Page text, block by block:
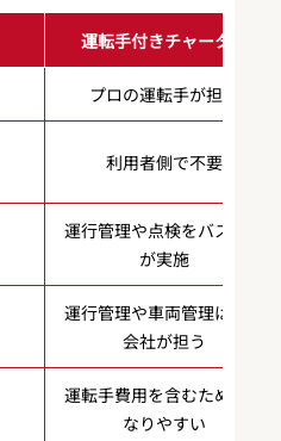
運転手付きチャーター
プロの運転手が担当
利用者側で不要
運行管理や点検をバス会社
が実施
運行管理や車両管理はバス
会社が担う
運転手費用を含むため高く
なりやすい